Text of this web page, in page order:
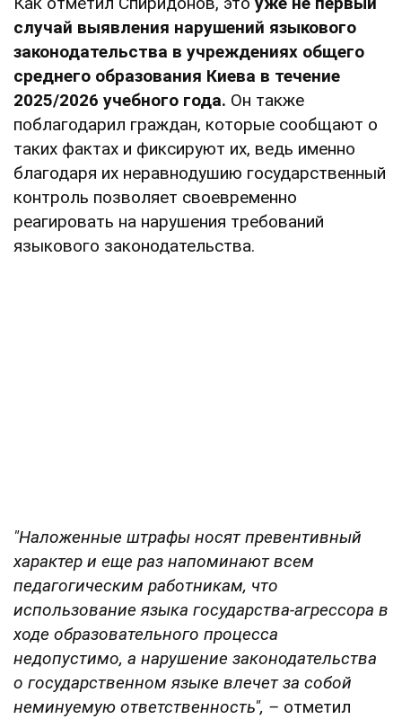
случай выявления нарушений языкового
законодательства в учреждениях общего
среднего образования Киева в течение
2025/2026 учебного года. Он также
поблагодарил граждан, которые сообщают о
таких фактах и фиксируют их, ведь именно
благодаря их неравнодушию государственный
контроль позволяет своевременно
реагировать на нарушения требований
языкового законодательства.
"Наложенные штрафы носят превентивный
характер и еще раз напоминают всем
педагогическим работникам, что
использование языка государства-агрессора в
ходе образовательного процесса
недопустимо, а нарушение законодательства
о государственном языке влечет за собой
неминуемую ответственность", – отметил